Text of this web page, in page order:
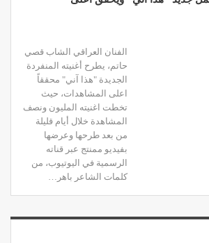
الفنان العراقي الشاب قصي
حاتم، يطرح أغنيته المنفردة
الجديدة "هذا آني" محققاً
اعلى المشاهدات، حيث
تخطت اغنيته المليون ونصف
المشاهدة خلال أيام قليلة
من بعد طرحها وعرضها
بفيديو ممنتج عبر قناته
الرسمية في اليوتيوب، من
كلمات الشاعر باهر …